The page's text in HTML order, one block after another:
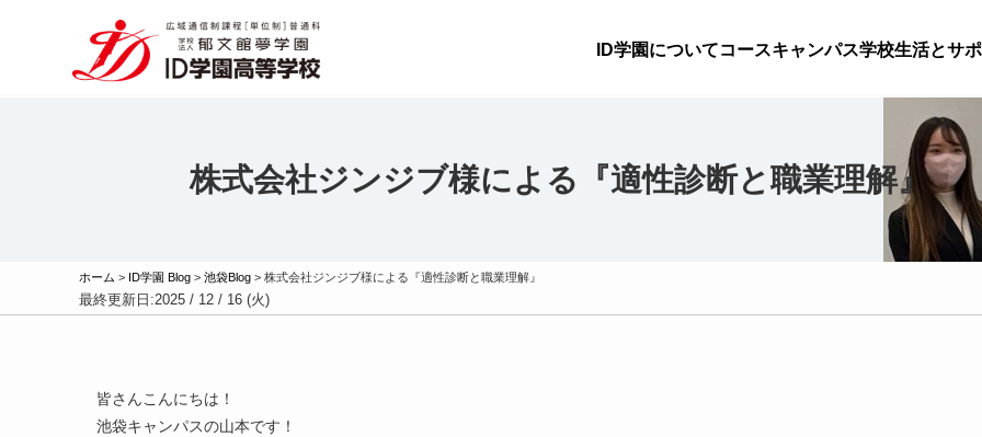
ID学園についてコースキャンパス学校生活とサ
株式会社ジンジブ様による『適性診断と職業理解』
ホーム > ID学園 Blog > 池袋Blog > 株式会社ジンジブ様による『適性診断と職業理解』
最終更新日:2025 / 12 / 16 (火)
皆さんこんにちは！
池袋キャンパスの山本です！